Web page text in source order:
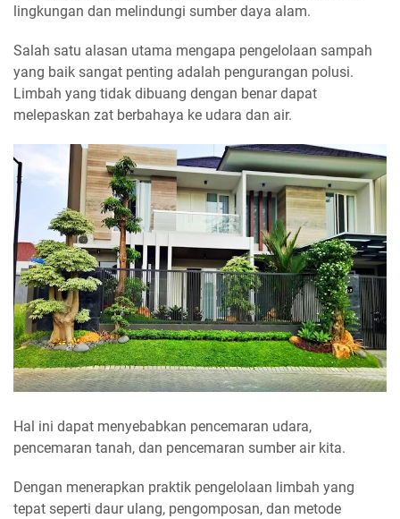
lingkungan dan melindungi sumber daya alam.
Salah satu alasan utama mengapa pengelolaan sampah
yang baik sangat penting adalah pengurangan polusi.
Limbah yang tidak dibuang dengan benar dapat
melepaskan zat berbahaya ke udara dan air.
Hal ini dapat menyebabkan pencemaran udara,
pencemaran tanah, dan pencemaran sumber air kita.
Dengan menerapkan praktik pengelolaan limbah yang
tepat seperti daur ulang, pengomposan, dan metode